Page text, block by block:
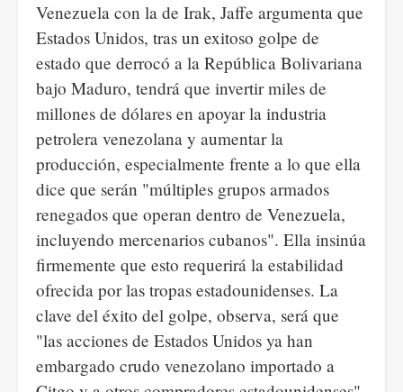
Venezuela con la de Irak, Jaffe argumenta que
Estados Unidos, tras un exitoso golpe de
estado que derrocó a la República Bolivariana
bajo Maduro, tendrá que invertir miles de
millones de dólares en apoyar la industria
petrolera venezolana y aumentar la
producción, especialmente frente a lo que ella
dice que serán "múltiples grupos armados
renegados que operan dentro de Venezuela,
incluyendo mercenarios cubanos". Ella insinúa
firmemente que esto requerirá la estabilidad
ofrecida por las tropas estadounidenses. La
clave del éxito del golpe, observa, será que
"las acciones de Estados Unidos ya han
embargado crudo venezolano importado a